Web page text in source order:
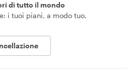
di tutto il mondo
i tuoi piani, a modo tuo.